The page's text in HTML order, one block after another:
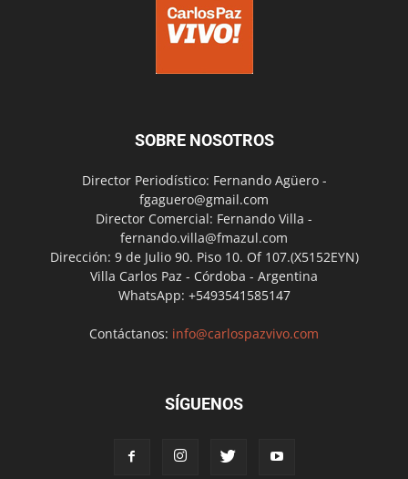
SOBRE NOSOTROS
Director Periodístico: Fernando Agüero -
fgaguero@gmail.com
Director Comercial: Fernando Villa -
fernando.villa@fmazul.com
Dirección: 9 de Julio 90. Piso 10. Of 107.(X5152EYN)
Villa Carlos Paz - Córdoba - Argentina
WhatsApp: +5493541585147
Contáctanos: info@carlospazvivo.com
SÍGUENOS